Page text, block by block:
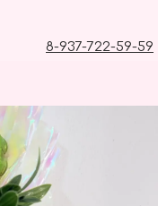
8-937-722-59-59